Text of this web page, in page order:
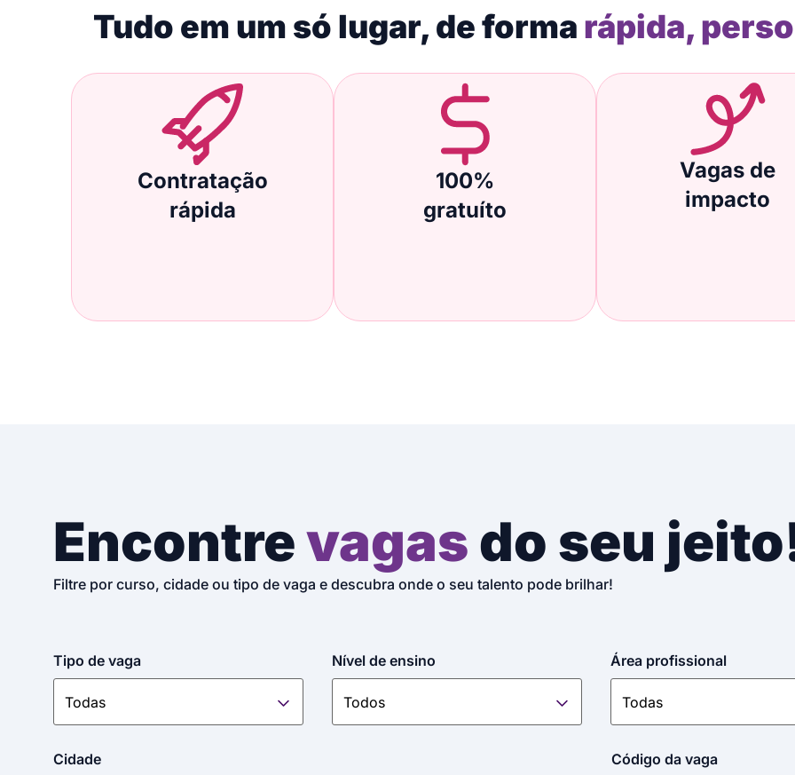
Tudo em um só lugar, de forma rápida,
Contratação
rápida
100%
gratuíto
Vagas de
impacto
Encontrevagasdo seu
Filtre por curso, cidade ou tipo de vaga e descubra onde o seu talento pode brilhar!
Tipo de vaga Nível de ensino Área profissional
Cidade Código da vaga